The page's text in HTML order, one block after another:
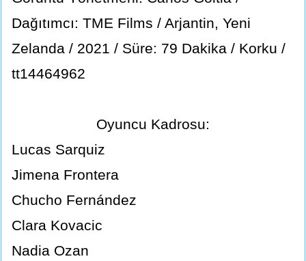
Dağıtımcı: TME Films / Arjantin, Yeni
Zelanda / 2021 / Süre: 79 Dakika / Korku /
tt14464962
Oyuncu Kadrosu:
Lucas Sarquiz
Jimena Frontera
Chucho Fernández
Clara Kovacic
Nadia Ozan